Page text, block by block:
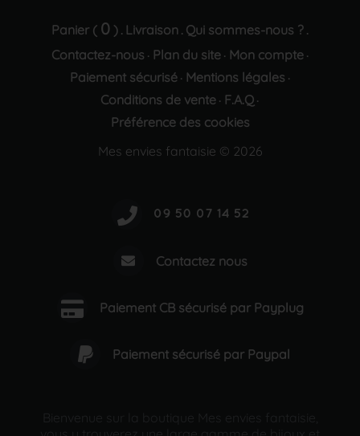
Panier ( 0 ) . Livraison . Qui sommes-nous ? .
Contactez-nous · Plan du site· Mon compte·
Paiement sécurisé· Mentions légales ·
Conditions de vente · F.A.Q ·
Préférence des cookies
Mes envies fantaisie © 2026
Contactez nous
Paiement CB sécurisé par Payplug
Paiement sécurisé par Paypal